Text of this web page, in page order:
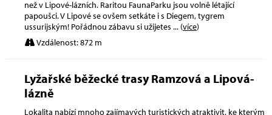
než v Lipové-lázních. Raritou FaunaParku jsou volně létající
papoušci. V Lipové se ovšem setkáte i s Diegem, tygrem
ussurijským! Pořádnou zábavu si užijetes ... (více)
Vzdálenost: 872 m
Lyžařské běžecké trasy Ramzová a Lipová-
lázně
Lokalita nabízí mnoho zajímavých turistických atraktivit, ke kterým